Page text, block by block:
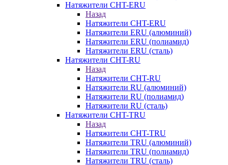
Натяжители CHT-ERU
Назад
Натяжители CHT-ERU
Натяжители ERU (алюминий)
Натяжители ERU (полиамид)
Натяжители ERU (сталь)
Натяжители CHT-RU
Назад
Натяжители CHT-RU
Натяжители RU (алюминий)
Натяжители RU (полиамид)
Натяжители RU (сталь)
Натяжители CHT-TRU
Назад
Натяжители CHT-TRU
Натяжители TRU (алюминий)
Натяжители TRU (полиамид)
Натяжители TRU (сталь)